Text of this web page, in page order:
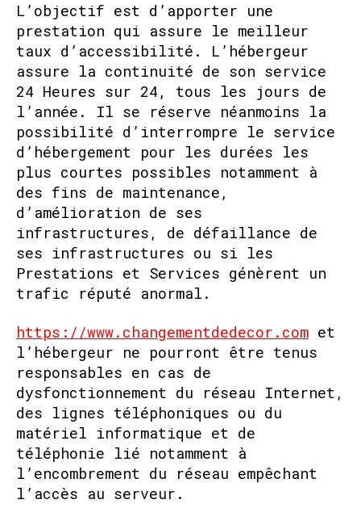
L’objectif est d’apporter une
prestation qui assure le meilleur
taux d’accessibilité. L’hébergeur
assure la continuité de son service
24 Heures sur 24, tous les jours de
l’année. Il se réserve néanmoins la
possibilité d’interrompre le service
d’hébergement pour les durées les
plus courtes possibles notamment à
des fins de maintenance,
d’amélioration de ses
infrastructures, de défaillance de
ses infrastructures ou si les
Prestations et Services génèrent un
trafic réputé anormal.
https://www.changementdedecor.com et
l’hébergeur ne pourront être tenus
responsables en cas de
dysfonctionnement du réseau Internet,
des lignes téléphoniques ou du
matériel informatique et de
téléphonie lié notamment à
l’encombrement du réseau empêchant
l’accès au serveur.